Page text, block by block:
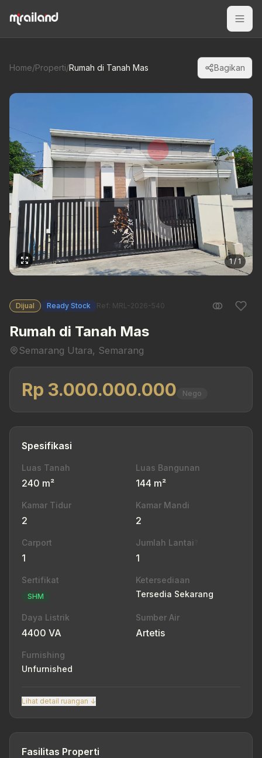
Home/Properti/Rumah di Tanah Mas Bagikan
1 / 1
Dijual Ready Stock Ref: MRL-2026-540
Rumah di Tanah Mas
Semarang Utara, Semarang
Rp 3.000.000.000 Nego
Spesifikasi
Luas Tanah
240 m²
Luas Bangunan
144 m²
Kamar Tidur
2
Kamar Mandi
2
Carport
1
Jumlah Lantai
1
Sertifikat
SHM
Ketersediaan
Tersedia Sekarang
Daya Listrik
4400 VA
Sumber Air
Artetis
Furnishing
Unfurnished
Lihat detail ruangan ↓
Fasilitas Properti